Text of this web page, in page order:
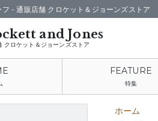
クロケット＆ジョーンズストア
フ -通販店舗 クロケット＆ジョーンズストア
特集
ホーム